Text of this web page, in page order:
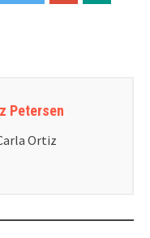
Petersen
Ortiz